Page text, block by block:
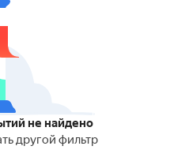
не найдено
другой фильтр